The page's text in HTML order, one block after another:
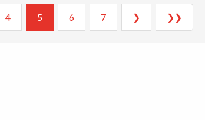
4 5 6 7 ❯ ❯❯